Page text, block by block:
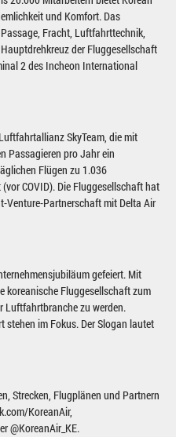
und Komfort. Das
Fracht, Luftfahrttechnik,
der Fluggesellschaft
2 des Incheon International
SkyTeam, die mit
Passagieren pro Jahr ein
Flügen zu 1.036
COVID). Die Fluggesellschaft hat
Venture-Partnerschaft mit Delta Air
gefeiert. Mit
koreanische Fluggesellschaft zum
Luftfahrtbranche zu werden.
stehen im Fokus. Der Slogan lautet
Strecken, Flugplänen und Partnern
KoreanAir,
@KoreanAir_KE.